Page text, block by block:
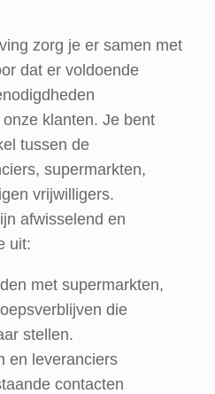
zorg je er samen met
dat er voldoende
klanten. Je bent
tussen de
supermarkten,
vrijwilligers.
afwisselend en
uit:
met supermarkten,
die
stellen.
en leveranciers
contacten